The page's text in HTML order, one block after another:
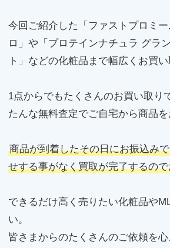
今回ご紹介した「ファストプロミ
ロ」や「プロテインナチュラ グラ
ト」などの化粧品まで幅広くお買
1点からでもたくさんのお買い取り
たんな無料査定でご自宅から商品を
商品が到着したその日にお振込み
せする事がなく買取が完了するの
できるだけ高く売りたい化粧品や
い。
皆さまからのたくさんのご依頼を心